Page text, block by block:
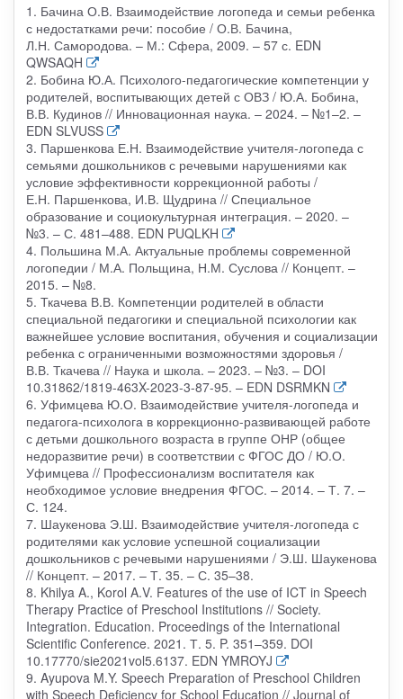
1. Бачина О.В. Взаимодействие логопеда и семьи ребенка
с недостатками речи: пособие / О.В. Бачина,
Л.Н. Самородова. – М.: Сфера, 2009. – 57 с. EDN
QWSAQH
2. Бобина Ю.А. Психолого-педагогические компетенции у
родителей, воспитывающих детей с ОВЗ / Ю.А. Бобина,
В.В. Кудинов // Инновационная наука. – 2024. – №1–2. –
EDN SLVUSS
3. Паршенкова Е.Н. Взаимодействие учителя-логопеда с
семьями дошкольников с речевыми нарушениями как
условие эффективности коррекционной работы /
Е.Н. Паршенкова, И.В. Щудрина // Специальное
образование и социокультурная интеграция. – 2020. –
№3. – С. 481–488. EDN PUQLKH
4. Польшина М.А. Актуальные проблемы современной
логопедии / М.А. Польщина, Н.М. Суслова // Концепт. –
2015. – №8.
5. Ткачева В.В. Компетенции родителей в области
специальной педагогики и специальной психологии как
важнейшее условие воспитания, обучения и социализации
ребенка с ограниченными возможностями здоровья /
В.В. Ткачева // Наука и школа. – 2023. – №3. – DOI
10.31862/1819-463X-2023-3-87-95. – EDN DSRMKN
6. Уфимцева Ю.О. Взаимодействие учителя-логопеда и
педагога-психолога в коррекционно-развивающей работе
с детьми дошкольного возраста в группе ОНР (общее
недоразвитие речи) в соответствии с ФГОС ДО / Ю.О.
Уфимцева // Профессионализм воспитателя как
необходимое условие внедрения ФГОС. – 2014. – Т. 7. –
С. 124.
7. Шаукенова Э.Ш. Взаимодействие учителя-логопеда с
родителями как условие успешной социализации
дошкольников с речевыми нарушениями / Э.Ш. Шаукенова
// Концепт. – 2017. – Т. 35. – С. 35–38.
8. Khilya A., Korol A.V. Features of the use of ICT in Speech
Therapy Practice of Preschool Institutions // Society.
Integration. Education. Proceedings of the International
Scientific Conference. 2021. Т. 5. P. 351–359. DOI
10.17770/sie2021vol5.6137. EDN YMROYJ
9. Ayupova M.Y. Speech Preparation of Preschool Children
with Speech Deficiency for School Education // Journal of